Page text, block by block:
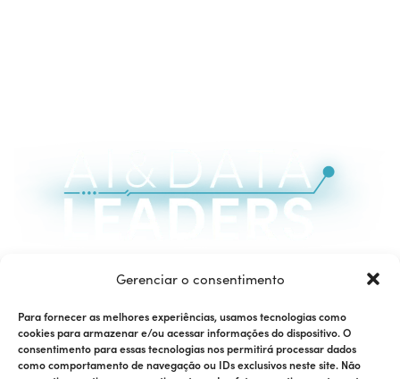
Gerenciar o consentimento
Para fornecer as melhores experiências, usamos tecnologias como
cookies para armazenar e/ou acessar informações do dispositivo. O
consentimento para essas tecnologias nos permitirá processar dados
como comportamento de navegação ou IDs exclusivos neste site. Não
04 e 05 de Agosto de 2026
Junte-se à nossa comunidade